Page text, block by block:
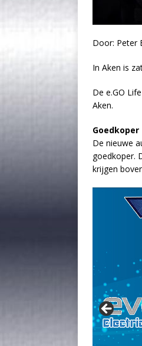
Door: Peter
In Aken is
De e.GO
Aken.
Goedkoper
De nieuwe
goedkoper.
krijgen